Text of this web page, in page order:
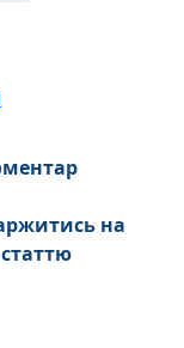
на
статтю